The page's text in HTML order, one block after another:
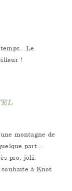
!
montagne de
part…
pro, joli.
à Knot